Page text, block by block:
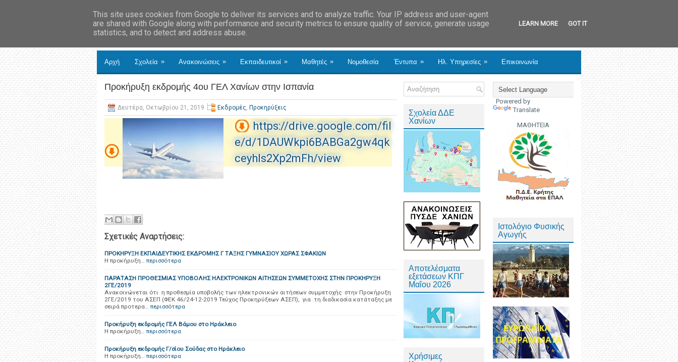
Αρχή Σχολεία » Ανακοινώσεις » Εκπαιδευτικοί » Μαθητές » Νομοθεσία Έντυπα » Ηλ. Υπηρεσίες » Επικοινωνία
Προκήρυξη εκδρομής 4ου ΓΕΛ Χανίων στην Ισπανία
Δευτέρα, Οκτωβρίου 21, 2019 Εκδρομές, Προκηρύξεις
https://drive.google.com/fil
e/d/1DAUWkpi6BABGa2gw4qk
ceyhIs2Xp2mFh/view
Σχετικές Αναρτήσεις:
ΠΡΟΚΗΡΥΞΗ ΕΚΠΑΙΔΕΥΤΙΚΗΣ ΕΚΔΡΟΜΗΣ Γ ΤΑΞΗΣ ΓΥΜΝΑΣΙΟΥ ΧΩΡΑΣ ΣΦΑΚΙΩΝ
Η προκήρυξη… περισσότερα
ΠΑΡΑΤΑΣΗ ΠΡΟΘΕΣΜΙΑΣ ΥΠΟΒΟΛΗΣ ΗΛΕΚΤΡΟΝΙΚΩΝ ΑΙΤΗΣΕΩΝ ΣΥΜΜΕΤΟΧΗΣ ΣΤΗΝ ΠΡΟΚΗΡΥΞΗ
2ΓΕ/2019
Ανακοινώνεται ότι η προθεσμία υποβολής των ηλεκτρονικών αιτήσεων συμμετοχής στην Προκήρυξη
2ΓΕ/2019 του ΑΣΕΠ (ΦΕΚ 46/24-12-2019 Τεύχος Προκηρύξεων ΑΣΕΠ), για τη διαδικασία κατάταξης με
σειρά προτερα… περισσότερα
Προκήρυξη εκδρομής ΓΕΛ Βάμου στο Ηράκλειο
Η προκήρυξη… περισσότερα
Προκήρυξη εκδρομής Γ/σίου Σούδας στο Ηράκλειο
Η προκήρυξη… περισσότερα
Σχολεία ΔΔΕ
Χανίων
Αποτελέσματα
εξετάσεων ΚΠΓ
Μαΐου 2026
Χρήσιμες
Powered by
Translate
ΜΑΘΗΤΕΙΑ
Ιστολόγιο Φυσικής
Αγωγής
This site uses cookies from Google to deliver its services and to analyze traffic. Your IP address and user-agent
are shared with Google along with performance and security metrics to ensure quality of service, generate usage
statistics, and to detect and address abuse.
LEARN MORE GOT IT